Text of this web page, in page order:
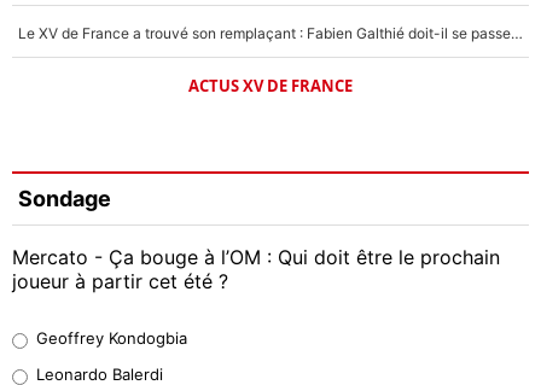
Le XV de France a trouvé son remplaçant : Fabien Galthié doit-il se passer d'Antoine Dupont ?
ACTUS XV DE FRANCE
Sondage
Mercato - Ça bouge à l’OM : Qui doit être le prochain
joueur à partir cet été ?
38%
Geoffrey Kondogbia
Leonardo Balerdi